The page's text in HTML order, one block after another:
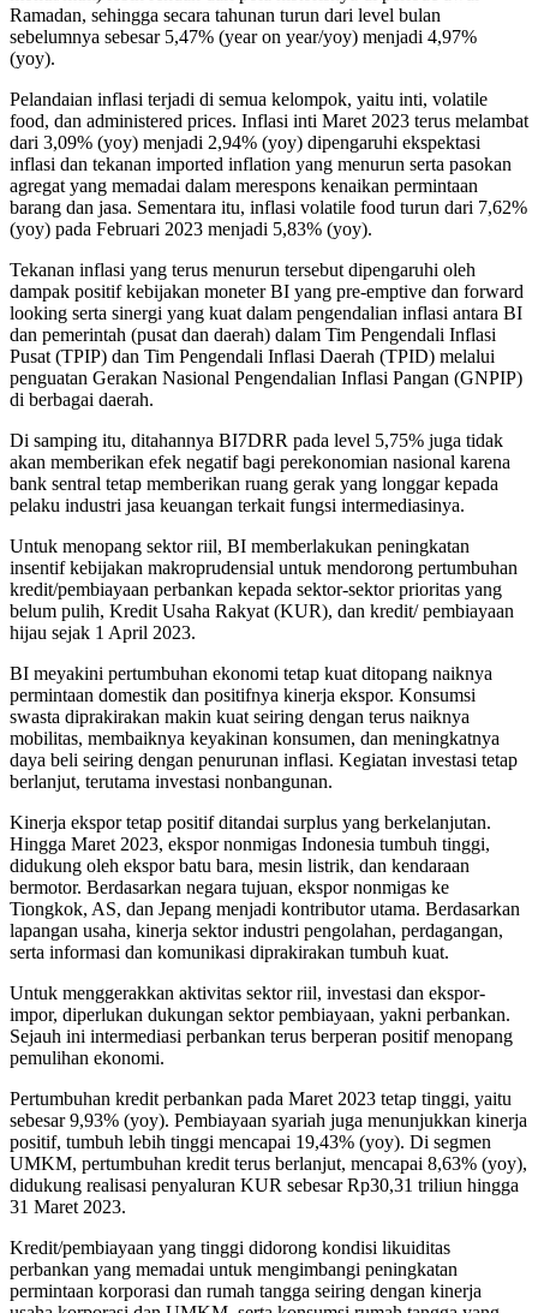
Ramadan, sehingga secara tahunan turun dari level bulan
sebelumnya sebesar 5,47% (year on year/yoy) menjadi 4,97%
(yoy).
Pelandaian inflasi terjadi di semua kelompok, yaitu inti, volatile
food, dan administered prices. Inflasi inti Maret 2023 terus melambat
dari 3,09% (yoy) menjadi 2,94% (yoy) dipengaruhi ekspektasi
inflasi dan tekanan imported inflation yang menurun serta pasokan
agregat yang memadai dalam merespons kenaikan permintaan
barang dan jasa. Sementara itu, inflasi volatile food turun dari 7,62%
(yoy) pada Februari 2023 menjadi 5,83% (yoy).
Tekanan inflasi yang terus menurun tersebut dipengaruhi oleh
dampak positif kebijakan moneter BI yang pre-emptive dan forward
looking serta sinergi yang kuat dalam pengendalian inflasi antara BI
dan pemerintah (pusat dan daerah) dalam Tim Pengendali Inflasi
Pusat (TPIP) dan Tim Pengendali Inflasi Daerah (TPID) melalui
penguatan Gerakan Nasional Pengendalian Inflasi Pangan (GNPIP)
di berbagai daerah.
Di samping itu, ditahannya BI7DRR pada level 5,75% juga tidak
akan memberikan efek negatif bagi perekonomian nasional karena
bank sentral tetap memberikan ruang gerak yang longgar kepada
pelaku industri jasa keuangan terkait fungsi intermediasinya.
Untuk menopang sektor riil, BI memberlakukan peningkatan
insentif kebijakan makroprudensial untuk mendorong pertumbuhan
kredit/pembiayaan perbankan kepada sektor-sektor prioritas yang
belum pulih, Kredit Usaha Rakyat (KUR), dan kredit/ pembiayaan
hijau sejak 1 April 2023.
BI meyakini pertumbuhan ekonomi tetap kuat ditopang naiknya
permintaan domestik dan positifnya kinerja ekspor. Konsumsi
swasta diprakirakan makin kuat seiring dengan terus naiknya
mobilitas, membaiknya keyakinan konsumen, dan meningkatnya
daya beli seiring dengan penurunan inflasi. Kegiatan investasi tetap
berlanjut, terutama investasi nonbangunan.
Kinerja ekspor tetap positif ditandai surplus yang berkelanjutan.
Hingga Maret 2023, ekspor nonmigas Indonesia tumbuh tinggi,
didukung oleh ekspor batu bara, mesin listrik, dan kendaraan
bermotor. Berdasarkan negara tujuan, ekspor nonmigas ke
Tiongkok, AS, dan Jepang menjadi kontributor utama. Berdasarkan
lapangan usaha, kinerja sektor industri pengolahan, perdagangan,
serta informasi dan komunikasi diprakirakan tumbuh kuat.
Untuk menggerakkan aktivitas sektor riil, investasi dan ekspor-
impor, diperlukan dukungan sektor pembiayaan, yakni perbankan.
Sejauh ini intermediasi perbankan terus berperan positif menopang
pemulihan ekonomi.
Pertumbuhan kredit perbankan pada Maret 2023 tetap tinggi, yaitu
sebesar 9,93% (yoy). Pembiayaan syariah juga menunjukkan kinerja
positif, tumbuh lebih tinggi mencapai 19,43% (yoy). Di segmen
UMKM, pertumbuhan kredit terus berlanjut, mencapai 8,63% (yoy),
didukung realisasi penyaluran KUR sebesar Rp30,31 triliun hingga
31 Maret 2023.
Kredit/pembiayaan yang tinggi didorong kondisi likuiditas
perbankan yang memadai untuk mengimbangi peningkatan
permintaan korporasi dan rumah tangga seiring dengan kinerja